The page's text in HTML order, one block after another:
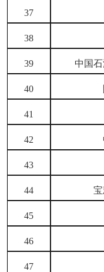
37
38
39 中国
40
41
42
43
44
45
46
47